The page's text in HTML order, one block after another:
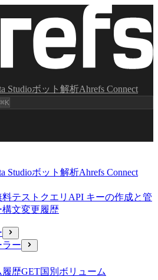
Studioボット解析Ahrefs Connect
⌘K
Studioボット解析Ahrefs Connect
料テストクエリ API キーの作成と管
構文変更履歴
ラー
履歴GET国別ボリューム